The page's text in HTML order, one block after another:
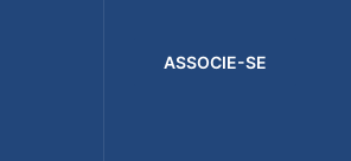
ASSOCIE-SE